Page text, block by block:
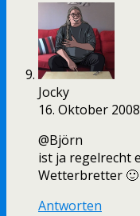
Jocky
16. Oktober 2008
@Björn
ist ja regelrecht
Wetterbretter 🙂
Antworten